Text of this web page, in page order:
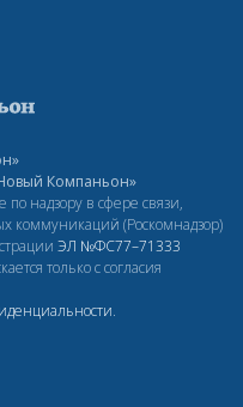
Компаньон»
надзору в сфере связи,
коммуникаций (Роскомнадзор)
ЭЛ №ФС77–71333
только с согласия
.